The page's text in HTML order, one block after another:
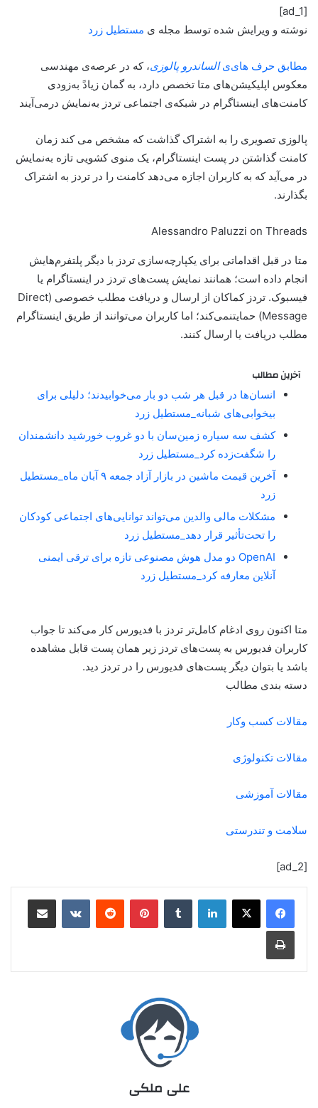
[ad_1]
نوشته و ویرایش شده توسط مجله ی مستطیل زرد
مطابق حرف های‌یالساندرو پالوزی، که در عرصه‌ی مهندسی
معکوس اپلیکیشن‌های متا تخصص دارد، به گمان زیادً به‌زودی
کامنت‌های اینستاگرام در شبکه‌ی اجتماعی تردز به‌نمایش درمی‌آیند
پالوزی تصویری را به اشتراک گذاشت که مشخص می کند زمان
کامنت گذاشتن در پست اینستاگرام، یک منوی کشویی تازه به‌نمایش
در می‌آید که به کاربران اجازه می‌دهد کامنت را در تردز به اشتراک
بگذارند.
Alessandro Paluzzi on Threads
متا در قبل اقداماتی برای یکپارچه‌سازی تردز با دیگر پلتفرم‌هایش
انجام داده است؛ همانند نمایش پست‌های تردز در اینستاگرام یا
فیسبوک. تردز کماکان از ارسال و دریافت مطلب خصوصی (Direct
Message) حمایتنمی‌کند؛ اما کاربران می‌توانند از طریق اینستاگرام
مطلب دریافت یا ارسال کنند.
آخرین مطالب
انسان‌ها در قبل هر شب دو بار می‌خوابیدند؛ دلیلی برای
بیخوابی‌های شبانه_مستطیل زرد
کشف سه سیاره زمین‌سان با دو غروب خورشید دانشمندان
را شگفت‌زده کرد_مستطیل زرد
آخرین قیمت ماشین در بازار آزاد جمعه ۹ آبان ماه_مستطیل
زرد
مشکلات مالی والدین می‌تواند توانایی‌های اجتماعی کودکان
را تحت‌تأثیر قرار دهد_مستطیل زرد
OpenAI دو مدل هوش مصنوعی تازه برای ترقی ایمنی
آنلاین معارفه کرد_مستطیل زرد
متا اکنون روی ادغام کامل‌تر تردز با فدیورس کار می‌کند تا جواب
کاربران فدیورس به پست‌های تردز زیر همان پست قابل مشاهده
باشد یا بتوان دیگر پست‌های فدیورس را در تردز دید.
دسته بندی مطالب
مقالات کسب وکار
مقالات تکنولوژی
مقالات آموزشی
سلامت و تندرستی
[ad_2]
علی ملکی